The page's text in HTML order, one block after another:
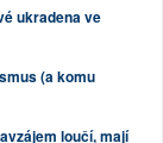
ukradena ve
(a komu
loučí, mají